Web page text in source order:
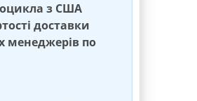
з США
доставки
менеджерів по